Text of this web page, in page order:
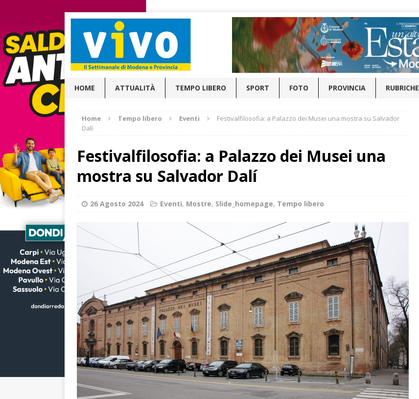
HOME ATTUALITÀ TEMPO LIBERO SPORT FOTO PROVINCIA RUBRICHE
Home Tempo libero Eventi
Festivalfilosofia: a Palazzo dei Musei una mostra su Salvador
Dalí
Festivalfilosofia: a Palazzo dei Musei una
mostra su Salvador Dalí
26 Agosto 2024 Eventi, Mostre, Slide_homepage, Tempo libero